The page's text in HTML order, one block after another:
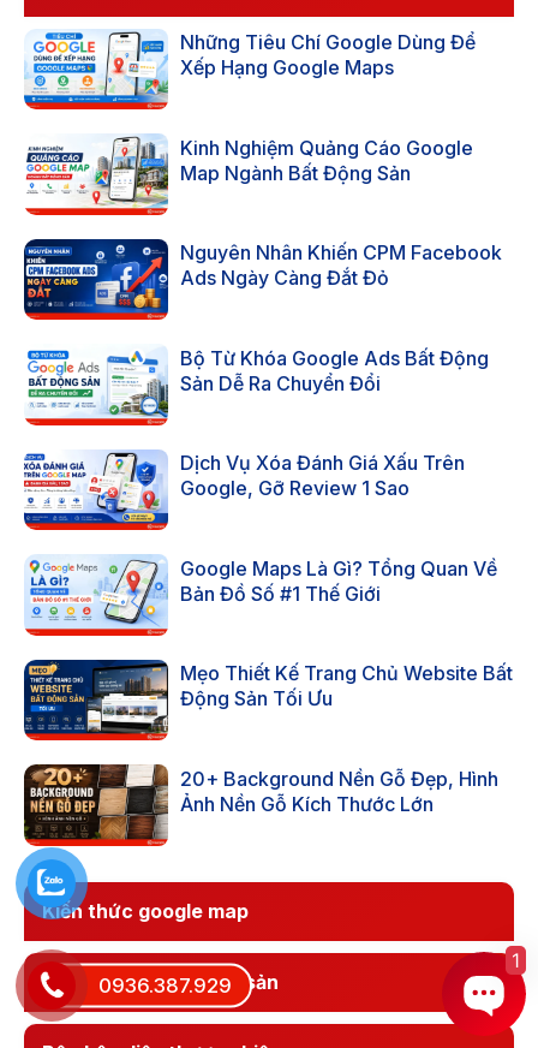
Những Tiêu Chí Google Dùng Để
Xếp Hạng Google Maps
Kinh Nghiệm Quảng Cáo Google
Map Ngành Bất Động Sản
Nguyên Nhân Khiến CPM Facebook
Ads Ngày Càng Đắt Đỏ
Bộ Từ Khóa Google Ads Bất Động
Sản Dễ Ra Chuyển Đổi
Dịch Vụ Xóa Đánh Giá Xấu Trên
Google, Gỡ Review 1 Sao
Google Maps Là Gì? Tổng Quan Về
Bản Đồ Số #1 Thế Giới
Mẹo Thiết Kế Trang Chủ Website Bất
Động Sản Tối Ưu
20+ Background Nền Gỗ Đẹp, Hình
Ảnh Nền Gỗ Kích Thước Lớn
Kiến thức google map
Google Ads bất động sản
0936.387.929
1